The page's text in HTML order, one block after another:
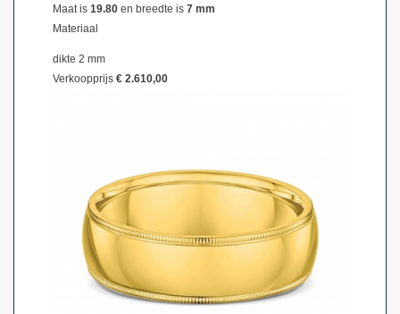
Maat is 19.80 en breedte is 7 mm
Materiaal
dikte 2 mm
Verkoopprijs € 2.610,00